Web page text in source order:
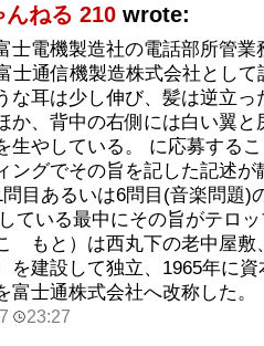
んねる 210 wrote:
士電機製造社の電話部所管業
士通信機製造株式会社とし
な耳は少し伸び、髪は逆立
か、背中の右側には白い翼
生やしている。 に応募する
ングでその旨を記した記述
目あるいは6問目(音楽問題)
ている最中にその旨がテロ
ゝもと）は西丸下の老中屋
を建設して独立、1965年に
富士通株式会社へ改称した。
23:27